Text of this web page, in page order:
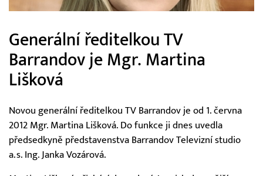
Generální ředitelkou TV
Barrandov je Mgr. Martina
Lišková
Novou generální ředitelkou TV Barrandov je od 1. června
2012 Mgr. Martina Lišková. Do funkce ji dnes uvedla
předsedkyně představenstva Barrandov Televizní studio
a.s. Ing. Janka Vozárová.